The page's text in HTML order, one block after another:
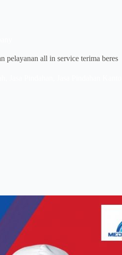
all in service terima beres